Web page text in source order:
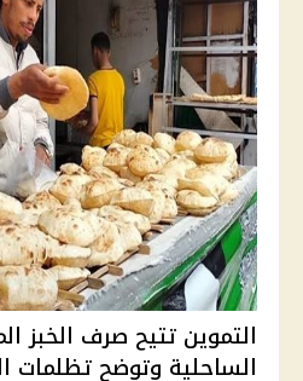
التموين تتيح صرف الخبز
الساحلية وتوضح تظلمات